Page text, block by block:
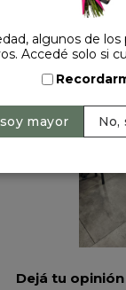
Dejá tu opinión
algunos de
Accedé solo si